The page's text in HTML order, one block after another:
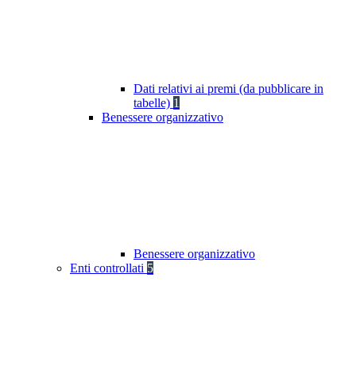
Dati relativi ai premi (da pubblicare in
tabelle) 1
Benessere organizzativo
Benessere organizzativo
Enti controllati 5